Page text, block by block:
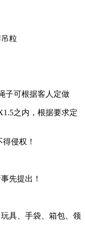
粒
可根据客人定做
之内，根据要求定
侵权！
先提出！
具、手袋、箱包、领